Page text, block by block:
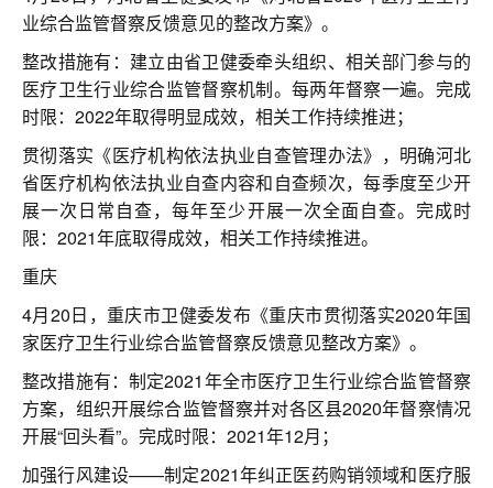
业综合监管督察反馈意见的整改方案》。
整改措施有：建立由省卫健委牵头组织、相关部门参与的
医疗卫生行业综合监管督察机制。每两年督察一遍。完成
时限：2022年取得明显成效，相关工作持续推进；
贯彻落实《医疗机构依法执业自查管理办法》，明确河北
省医疗机构依法执业自查内容和自查频次，每季度至少开
展一次日常自查，每年至少开展一次全面自查。完成时
限：2021年底取得成效，相关工作持续推进。
重庆
4月20日，重庆市卫健委发布《重庆市贯彻落实2020年国
家医疗卫生行业综合监管督察反馈意见整改方案》。
整改措施有：制定2021年全市医疗卫生行业综合监管督察
方案，组织开展综合监管督察并对各区县2020年督察情况
开展“回头看”。完成时限：2021年12月；
加强行风建设——制定2021年纠正医药购销领域和医疗服